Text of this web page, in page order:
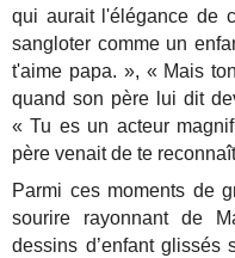
qui aurait l'élégance de
sangloter comme un
t'aime papa. », « Mais
quand son père lui dit
« Tu es un acteur
père venait de te
Parmi ces moments de
sourire rayonnant de
dessins d’enfant glissés